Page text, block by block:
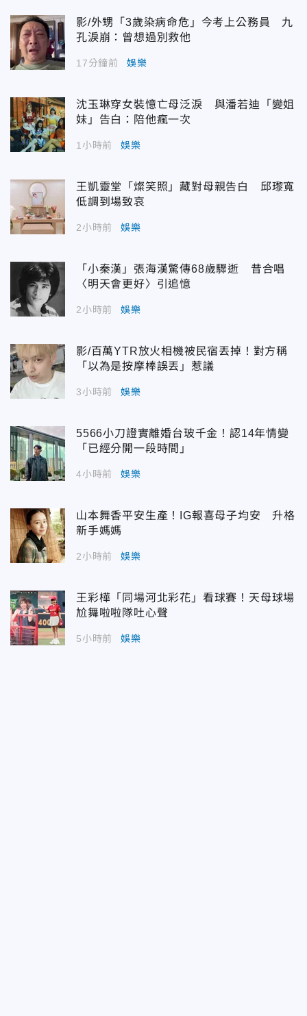
影/外甥「3歲染病命危」今考上公務員 九
孔淚崩：曾想過別救他
17分鐘前 娛樂
沈玉琳穿女裝憶亡母泛淚 與潘若迪「變姐
妹」告白：陪他瘋一次
1小時前 娛樂
王凱靈堂「燦笑照」藏對母親告白 邱瓈寬
低調到場致哀
2小時前 娛樂
「小秦漢」張海漢驚傳68歲驟逝 昔合唱
〈明天會更好〉引追憶
2小時前 娛樂
影/百萬YTR放火相機被民宿丟掉！對方稱
「以為是按摩棒誤丟」惹議
3小時前 娛樂
5566小刀證實離婚台玻千金！認14年情變
「已經分開一段時間」
4小時前 娛樂
山本舞香平安生產！IG報喜母子均安 升格
新手媽媽
2小時前 娛樂
王彩樺「同場河北彩花」看球賽！天母球場
尬舞啦啦隊吐心聲
5小時前 娛樂